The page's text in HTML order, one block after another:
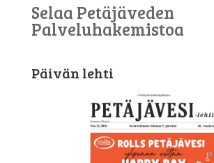
Selaa Petäjäveden
Palveluhakemistoa
Päivän lehti